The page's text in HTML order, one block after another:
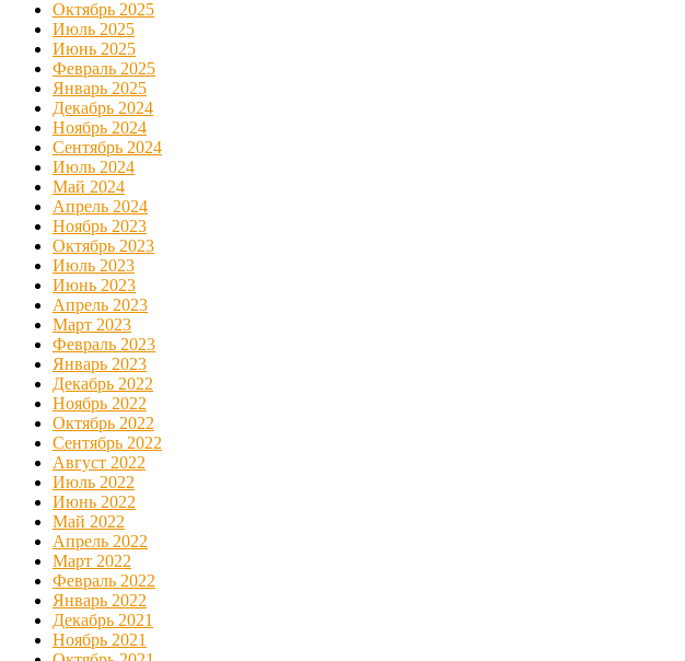
Октябрь 2025
Июль 2025
Июнь 2025
Февраль 2025
Январь 2025
Декабрь 2024
Ноябрь 2024
Сентябрь 2024
Июль 2024
Май 2024
Апрель 2024
Ноябрь 2023
Октябрь 2023
Июль 2023
Июнь 2023
Апрель 2023
Март 2023
Февраль 2023
Январь 2023
Декабрь 2022
Ноябрь 2022
Октябрь 2022
Сентябрь 2022
Август 2022
Июль 2022
Июнь 2022
Май 2022
Апрель 2022
Март 2022
Февраль 2022
Январь 2022
Декабрь 2021
Ноябрь 2021